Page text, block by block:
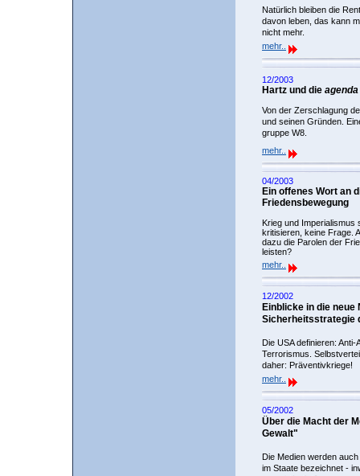
Natürlich bleiben die
davon leben, das kann
nicht mehr.
mehr..
12/2003
Hartz und die agenda
Von der Zerschlagung
und seinen Gründen.
gruppe W8.
mehr..
04/2003
Ein offenes Wort an
Friedensbewegung
Krieg und Imperialismus
kritisieren, keine Frage.
dazu die Parolen der
leisten?
mehr..
12/2002
Einblicke in die neue
Sicherheitsstrategie
Die USA definieren:
Terrorismus.
daher: Präventivkriege!
mehr..
05/2002
Über die Macht der
Gewalt"
Die Medien werden
im Staate bezeichnet -